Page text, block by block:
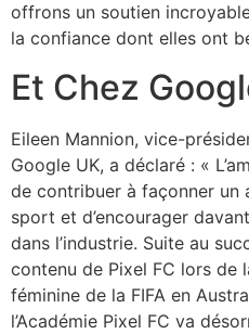
offrons un soutien
la confiance dont elles ont
Et Chez
Eileen Mannion, vice-
Google UK, a déclaré : «
de contribuer à façonner un
sport et d’encourager
dans l’industrie. Suite au
contenu de Pixel FC lors de
féminine de la FIFA en
l’Académie Pixel FC va